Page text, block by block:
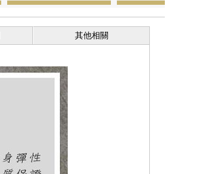
其他相關